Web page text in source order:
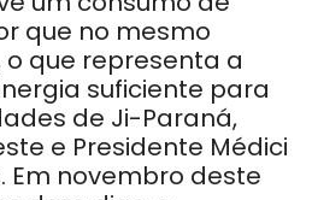
que no mesmo
o que representa a
suficiente para
de Ji-Paraná,
e Presidente Médici
Em novembro deste